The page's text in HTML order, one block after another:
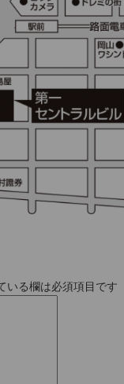
いる欄は必須項目です